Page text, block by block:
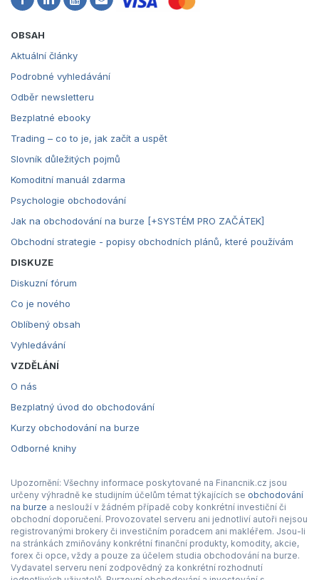
OBSAH
Aktuální články
Podrobné vyhledávání
Odběr newsletteru
Bezplatné ebooky
Trading – co to je, jak začít a uspět
Slovník důležitých pojmů
Komoditní manuál zdarma
Psychologie obchodování
Jak na obchodování na burze [+SYSTÉM PRO ZAČÁTEK]
Obchodní strategie - popisy obchodních plánů, které používám
DISKUZE
Diskuzní fórum
Co je nového
Oblíbený obsah
Vyhledávání
VZDĚLÁNÍ
O nás
Bezplatný úvod do obchodování
Kurzy obchodování na burze
Odborné knihy
Upozornění: Všechny informace poskytované na Financnik.cz jsou
určeny výhradně ke studijním účelům témat týkajících se obchodování
na burze a neslouží v žádném případě coby konkrétní investiční či
obchodní doporučení. Provozovatel serveru ani jednotliví autoři nejsou
registrovanými brokery či investičním poradcem ani makléřem. Jsou-li
na stránkách zmiňovány konkrétní finanční produkty, komodity, akcie,
forex či opce, vždy a pouze za účelem studia obchodování na burze.
Vydavatel serveru není zodpovědný za konkrétní rozhodnutí